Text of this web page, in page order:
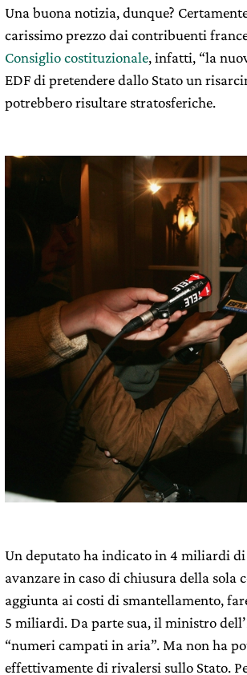
Una buona notizia, dunque?
carissimo prezzo dai contribuenti
Consiglio costituzionale, infatti, “la
EDF di pretendere dallo Stato un
potrebbero risultare stratosferiche.
Un deputato ha indicato in 4 miliardi di
avanzare in caso di chiusura della sola
aggiunta ai costi di smantellamento,
5 miliardi. Da parte sua, il ministro
“numeri campati in aria”. Ma non ha
effettivamente di rivalersi sullo Stato.